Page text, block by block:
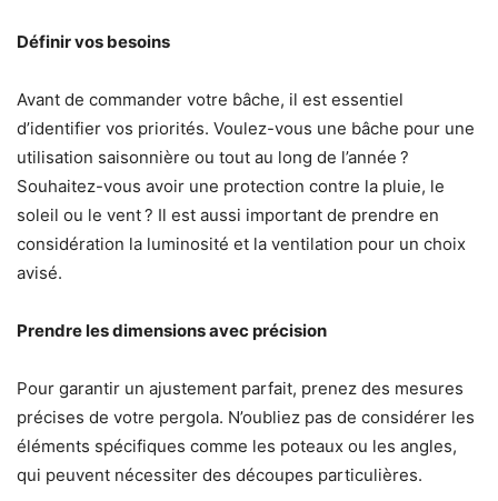
Définir vos besoins
Avant de commander votre bâche, il est essentiel
d’identifier vos priorités. Voulez-vous une bâche pour une
utilisation saisonnière ou tout au long de l’année ?
Souhaitez-vous avoir une protection contre la pluie, le
soleil ou le vent ? Il est aussi important de prendre en
considération la luminosité et la ventilation pour un choix
avisé.
Prendre les dimensions avec précision
Pour garantir un ajustement parfait, prenez des mesures
précises de votre pergola. N’oubliez pas de considérer les
éléments spécifiques comme les poteaux ou les angles,
qui peuvent nécessiter des découpes particulières.